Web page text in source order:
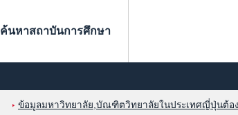
ค้นหาสถาบันการศึกษา
ข้อมูลมหาวิทยาลัย,บัณฑิตวิทยาลัยในประเทศญี่ปุ่นต้อ